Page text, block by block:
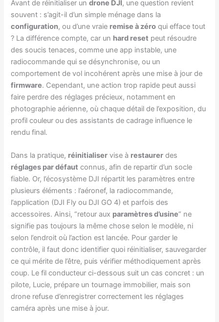
Avant de réinitialiser undrone DJI, une question revient
souvent : s’agit-il d’un simple ménage dans la
configuration, ou d’une vraie remise à zéro qui efface tout
? La différence compte, car un hard reset peut résoudre
des soucis tenaces, comme une app instable, une
radiocommande qui se désynchronise, ou un
comportement de vol incohérent après une mise à jour de
firmware. Cependant, une action trop rapide peut aussi
faire perdre des réglages précieux, notamment en
photographie aérienne, où chaque détail de l’exposition, du
profil couleur ou des assistants de cadrage influence le
rendu final.
Dans la pratique, réinitialiser vise à restaurer des
réglages par défaut connus, afin de repartir d’un socle
fiable. Or, l’écosystème DJI répartit les paramètres entre
plusieurs éléments : l’aéronef, la radiocommande,
l’application (DJI Fly ou DJI GO 4) et parfois des
accessoires. Ainsi, “retour aux paramètres d’usine” ne
signifie pas toujours la même chose selon le modèle, ni
selon l’endroit où l’action est lancée. Pour garder le
contrôle, il faut donc identifier quoi réinitialiser, sauvegarder
ce qui mérite de l’être, puis vérifier méthodiquement après
coup. Le fil conducteur ci-dessous suit un cas concret : un
pilote, Lucie, prépare un tournage immobilier, mais son
drone refuse d’enregistrer correctement les réglages
caméra après une mise à jour.